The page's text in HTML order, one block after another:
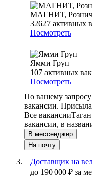
МАГНИТ,
32627 активных
Посмотреть
Ямми Груп
107 активных
Посмотреть
По вашему
вакансии.
Все вакансии
вакансии, в
В мессенджер
На почту
Доставщик на
до 190 000 ₽ за